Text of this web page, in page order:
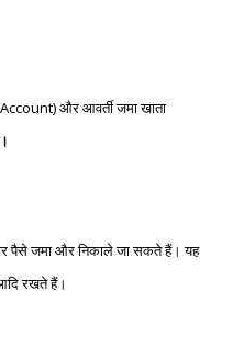
और आवर्ती जमा खाता
।
पैसे जमा और निकाले जा सकते हैं। यह
रखते हैं।